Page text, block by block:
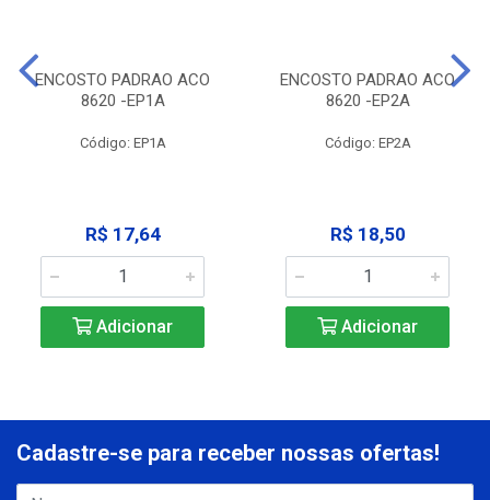
ENCOSTO PADRAO ACO
8620 -EP1A
Código: EP1A
R$ 17,64
Adicionar
ENCOSTO PADRAO ACO
8620 -EP2A
Código: EP2A
R$ 18,50
Adicionar
Cadastre-se para receber nossas ofertas!